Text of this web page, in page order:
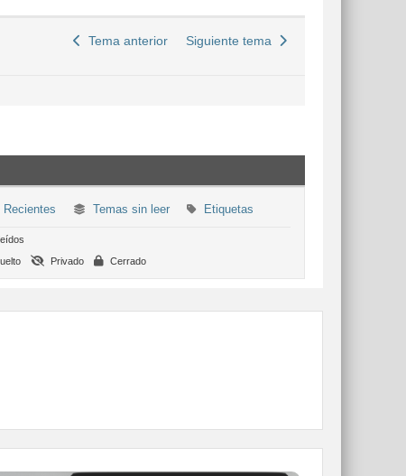
Tema anterior Siguiente tema
Recientes Temas sin leer Etiquetas
Privado Cerrado